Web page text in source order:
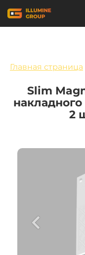
Главная страница
Slim
2